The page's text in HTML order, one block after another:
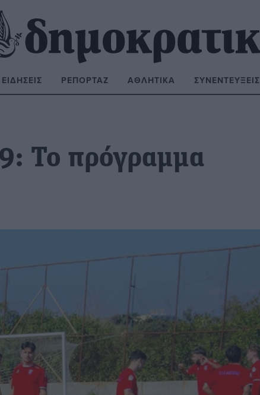
ΕΙΔΉΣΕΙΣ ΡΕΠΟΡΤΆΖ ΑΘΛΗΤΙΚΆ ΣΥΝΕΝΤΕΎΞΕΙΣ
Το πρόγραμμα